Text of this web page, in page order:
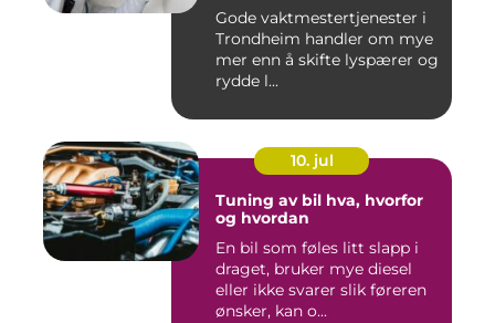
Gode vaktmestertjenester i
Trondheim handler om mye
mer enn å skifte lyspærer og
rydde l...
10. jul
Tuning av bil hva, hvorfor
og hvordan
En bil som føles litt slapp i
draget, bruker mye diesel
eller ikke svarer slik føreren
ønsker, kan o...